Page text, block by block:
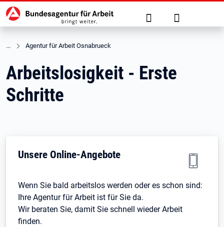
zu den Hauptinhalten springen
Hauptnavigation Suche Anmelden
Agentur für Arbeit Osnabrueck
Arbeitslosigkeit - Erste
Schritte
Unsere Online-Angebote
Wenn Sie bald arbeitslos werden oder es schon sind:
Ihre Agentur für Arbeit ist für Sie da.
Wir beraten Sie, damit Sie schnell wieder Arbeit
finden.